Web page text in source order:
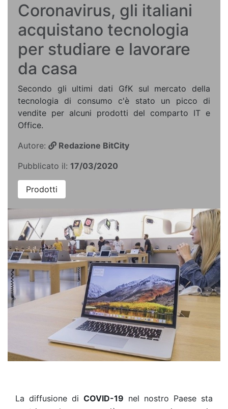
Coronavirus, gli italiani
acquistano tecnologia
per studiare e lavorare
da casa
Secondo gli ultimi dati GfK sul mercato della
tecnologia di consumo c'è stato un picco di
vendite per alcuni prodotti del comparto IT e
Office.
Autore:
Redazione BitCity
Pubblicato il: 17/03/2020
Prodotti
La diffusione di COVID-19 nel nostro Paese sta